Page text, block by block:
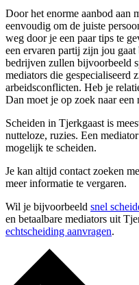
Door het enorme aanbod aan
eenvoudig om de juiste
weg door je een paar tips te
een ervaren partij zijn jou
bedrijven zullen bijvoorbeeld
mediators die gespecialiseerd
arbeidsconflicten. Heb je
Dan moet je op zoek naar
Scheiden in Tjerkgaast is
nutteloze, ruzies. Een
mogelijk te scheiden.
Je kan altijd contact zoeken
meer informatie te vergaren.
Wil je bijvoorbeeld snel
en betaalbare mediators uit
echtscheiding aanvragen.